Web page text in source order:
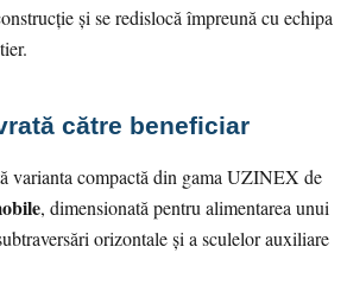
și se redislocă împreună cu echipa
către beneficiar
varianta compactă din gama UZINEX de
, dimensionată pentru alimentarea unui
orizontale și a sculelor auxiliare